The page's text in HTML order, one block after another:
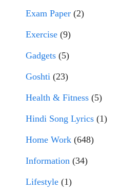
Exam Paper (2)
Exercise (9)
Gadgets (5)
Goshti (23)
Health & Fitness (5)
Hindi Song Lyrics (1)
Home Work (648)
Information (34)
Lifestyle (1)